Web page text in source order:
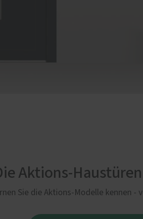
Aktions-
Sie die Aktions-Modelle kennen -